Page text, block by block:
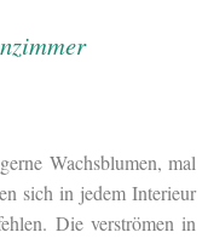
Wachsblumen, mal
sich in jedem Interieur
Die verströmen in